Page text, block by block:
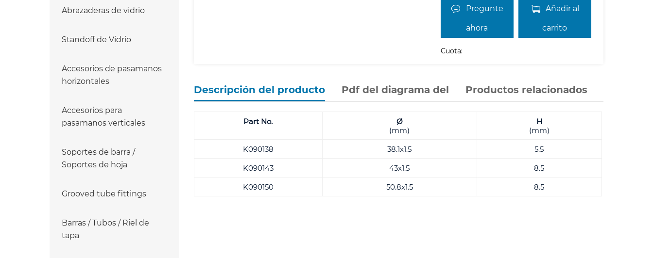
Abrazaderas de vidrio
Standoff de Vidrio
Accesorios de pasamanos
horizontales
Accesorios para
pasamanos verticales
Soportes de barra /
Soportes de hoja
Grooved tube fittings
Barras / Tubos / Riel de
tapa
Pregunte
ahora
Añadir al
carrito
Cuota:
Descripción del producto Pdf del diagrama del Productos relacionados
Part No.
Ø
(mm)
H
(mm)
K090138
38.1x1.5
5.5
K090143
43x1.5
8.5
K090150
50.8x1.5 8.5